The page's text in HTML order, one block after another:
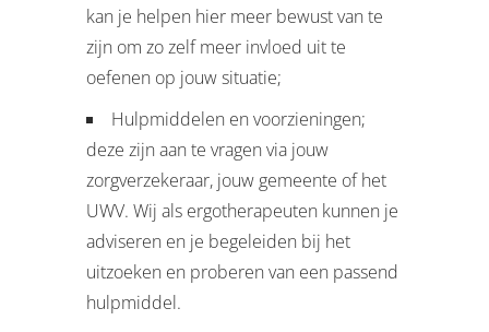
kan je helpen hier meer bewust van te
zijn om zo zelf meer invloed uit te
oefenen op jouw situatie;
Hulpmiddelen en voorzieningen;
deze zijn aan te vragen via jouw
zorgverzekeraar, jouw gemeente of het
UWV. Wij als ergotherapeuten kunnen je
adviseren en je begeleiden bij het
uitzoeken en proberen van een passend
hulpmiddel.